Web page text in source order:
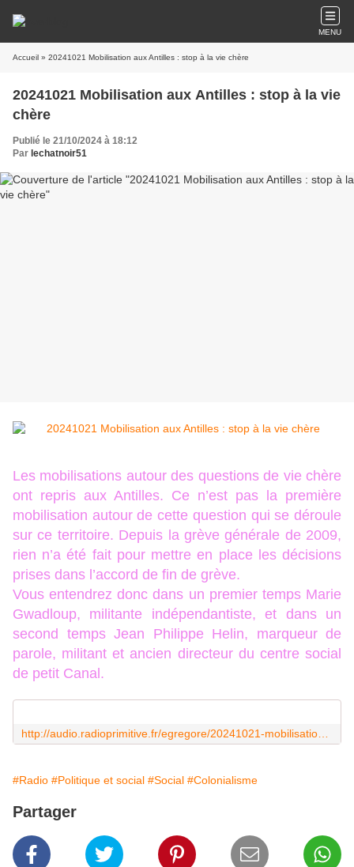
MENU
Accueil » 20241021 Mobilisation aux Antilles : stop à la vie chère
20241021 Mobilisation aux Antilles : stop à la vie
chère
Publié le 21/10/2024 à 18:12
Par lechatnoir51
Les mobilisations autour des questions de vie chère
ont repris aux Antilles. Ce n’est pas la première
mobilisation autour de cette question qui se déroule
sur ce territoire. Depuis la grève générale de 2009,
rien n’a été fait pour mettre en place les décisions
prises dans l’accord de fin de grève.
Vous entendrez donc dans un premier temps Marie
Gwadloup, militante indépendantiste, et dans un
second temps Jean Philippe Helin, marqueur de
parole, militant et ancien directeur du centre social
de petit Canal.
#Radio #Politique et social #Social #Colonialisme
Partager